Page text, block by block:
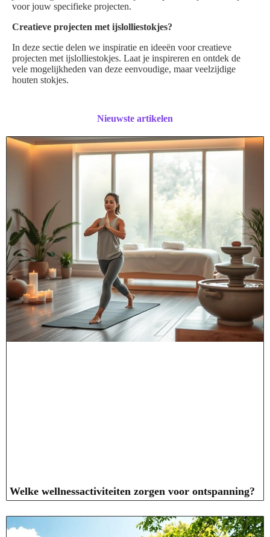
voor jouw specifieke projecten.
Creatieve projecten met ijslolliestokjes?
In deze sectie delen we inspiratie en ideeën voor creatieve
projecten met ijslolliestokjes. Laat je inspireren en ontdek de
vele mogelijkheden van deze eenvoudige, maar veelzijdige
houten stokjes.
Nieuwste artikelen
Welke wellnessactiviteiten zorgen voor ontspanning?